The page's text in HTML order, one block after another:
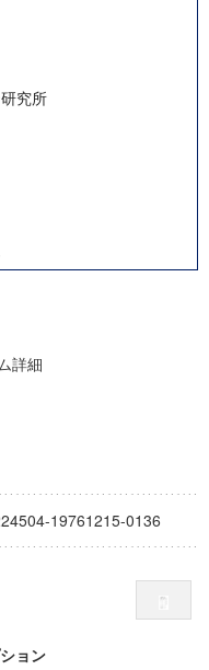
究所
ュート
グラム市民社会ガバナンス
グラム論理と感性の先端的
ラム「超成熟社会発展のサ
詳細
19761215-0136
ョン